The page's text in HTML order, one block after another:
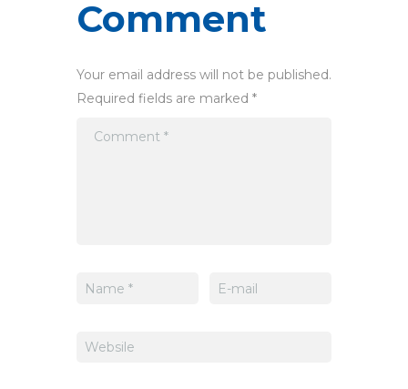
Comment
Your email address will not be published.
Required fields are marked *